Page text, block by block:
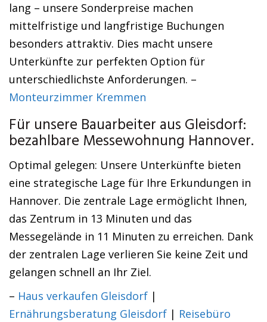
lang – unsere Sonderpreise machen
mittelfristige und langfristige Buchungen
besonders attraktiv. Dies macht unsere
Unterkünfte zur perfekten Option für
unterschiedlichste Anforderungen. –
Monteurzimmer Kremmen
Für unsere Bauarbeiter aus Gleisdorf:
bezahlbare Messewohnung Hannover.
Optimal gelegen: Unsere Unterkünfte bieten
eine strategische Lage für Ihre Erkundungen in
Hannover. Die zentrale Lage ermöglicht Ihnen,
das Zentrum in 13 Minuten und das
Messegelände in 11 Minuten zu erreichen. Dank
der zentralen Lage verlieren Sie keine Zeit und
gelangen schnell an Ihr Ziel.
– Haus verkaufen Gleisdorf |
Ernährungsberatung Gleisdorf | Reisebüro